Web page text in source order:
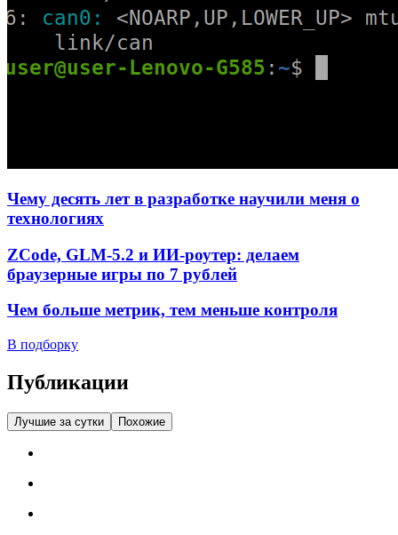
Чему десять лет в разработке научили меня о
технологиях
ZCode, GLM-5.2 и ИИ-роутер: делаем
браузерные игры по 7 рублей
Чем больше метрик, тем меньше контроля
В подборку
Публикации
Лучшие за сутки Похожие